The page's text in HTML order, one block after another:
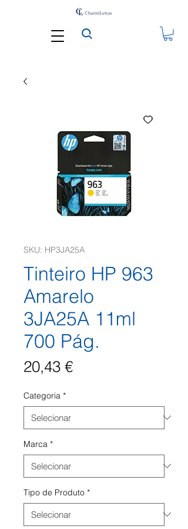
SKU: HP3JA25A
Tinteiro HP 963
Amarelo
3JA25A 11ml
700 Pág.
20,43 €Preço
Categoria *
Marca *
Tipo de Produto *